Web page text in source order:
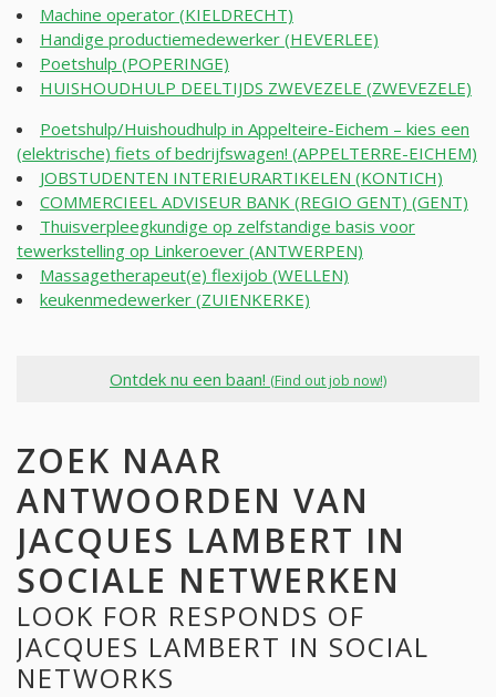
Machine operator (KIELDRECHT)
Handige productiemedewerker (HEVERLEE)
Poetshulp (POPERINGE)
HUISHOUDHULP DEELTIJDS ZWEVEZELE (ZWEVEZELE)
Poetshulp/Huishoudhulp in Appelteire-Eichem – kies een
(elektrische) fiets of bedrijfswagen! (APPELTERRE-EICHEM)
JOBSTUDENTEN INTERIEURARTIKELEN (KONTICH)
COMMERCIEEL ADVISEUR BANK (REGIO GENT) (GENT)
Thuisverpleegkundige op zelfstandige basis voor
tewerkstelling op Linkeroever (ANTWERPEN)
Massagetherapeut(e) flexijob (WELLEN)
keukenmedewerker (ZUIENKERKE)
Ontdek nu een baan! (Find out job now!)
ZOEK NAAR
ANTWOORDEN VAN
JACQUES LAMBERT IN
SOCIALE NETWERKEN
LOOK FOR RESPONDS OF
JACQUES LAMBERT IN SOCIAL
NETWORKS